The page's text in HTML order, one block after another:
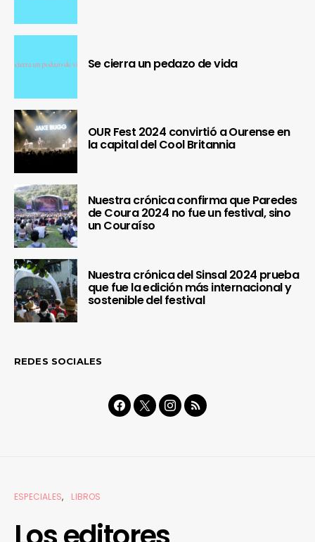
Se cierra un pedazo de vida
OUR Fest 2024 convirtió a Ourense en
la capital del Cool Britannia
Nuestra crónica confirma que Paredes
de Coura 2024 no fue un festival, sino
un Couraíso
Nuestra crónica del Sinsal 2024 prueba
que fue la edición más internacional y
sostenible del festival
REDES SOCIALES
ESPECIALES LIBROS